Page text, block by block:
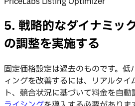
5. 戦略的なダイナミッ
の調整を実施する
固定価格設定は過去のものです。低
ィングを改善するには、リアルタイ
ト、競合状況に基づいて料金を自動